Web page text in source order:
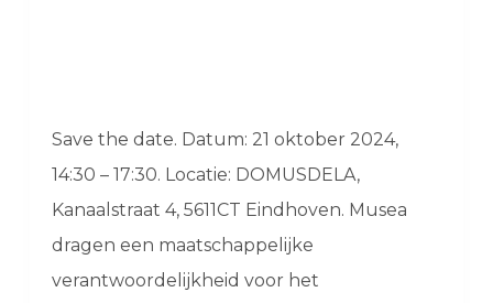
Save the date. Datum: 21 oktober 2024,
14:30 – 17:30. Locatie: DOMUSDELA,
Kanaalstraat 4, 5611CT Eindhoven. Musea
dragen een maatschappelijke
verantwoordelijkheid voor het